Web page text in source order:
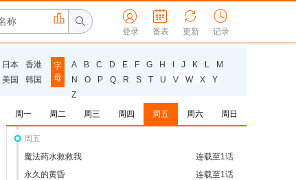
日本
香港
美国 韩国
字
母
A B C D E F G H J K L
M
N
O P Q R S T U V W X
Y
Z

登录

番表

更新

记录


周一 周二 周三 周四 周五 周六 周日
连载至5话
为你着迷
连载至24话
外星人姆姆
连载至11话
忍者与杀手二人组的日常生活
连载至11话
这是你与我的最后战场，或是开创世界的圣战
连载至4话
瞬间治疗却被视为无用而被流放的天才治疗
师，以暗黑治疗师的身份幸福地生活着
周五
连载至1话
魔法药水救救我
连载至1话
永久的黄昏